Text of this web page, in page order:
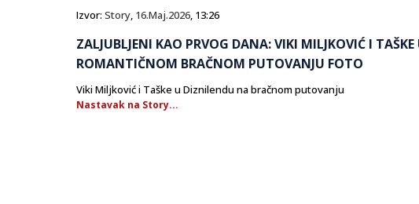
Izvor: Story, 16.Maj.2026, 13:26
ZALJUBLJENI KAO PRVOG DANA: VIKI MILJKOVIĆ I
ROMANTIČNOM BRAČNOM PUTOVANJU FOTO
Viki Miljković i Taške u Diznilendu na bračnom putovanju
Nastavak na Story...